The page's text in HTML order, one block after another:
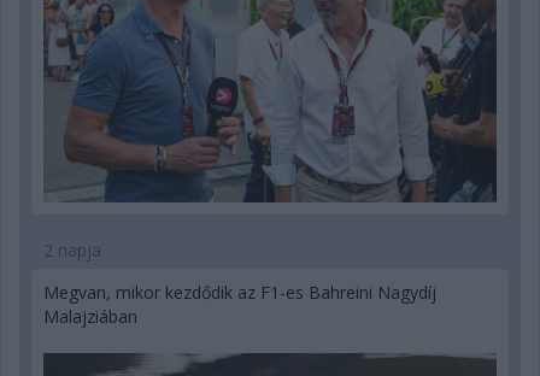
2 napja
Megvan, mikor kezdődik az F1-es Bahreini Nagydíj
Malajziában